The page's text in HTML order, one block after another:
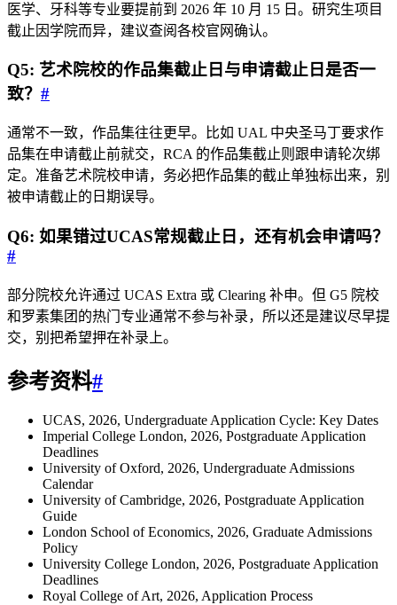
医学、牙科等专业要提前到 2026 年 10 月 15 日。研究生项目
截止因学院而异，建议查阅各校官网确认。
Q5: 艺术院校的作品集截止日与申请截止日是否一
致？ #
通常不一致，作品集往往更早。比如 UAL 中央圣马丁要求作
品集在申请截止前就交，RCA 的作品集截止则跟申请轮次绑
定。准备艺术院校申请，务必把作品集的截止单独标出来，别
被申请截止的日期误导。
Q6: 如果错过UCAS常规截止日，还有机会申请吗？
#
部分院校允许通过 UCAS Extra 或 Clearing 补申。但 G5 院校
和罗素集团的热门专业通常不参与补录，所以还是建议尽早提
交，别把希望押在补录上。
参考资料#
UCAS, 2026, Undergraduate Application Cycle: Key Dates
Imperial College London, 2026, Postgraduate Application
Deadlines
University of Oxford, 2026, Undergraduate Admissions
Calendar
University of Cambridge, 2026, Postgraduate Application
Guide
London School of Economics, 2026, Graduate Admissions
Policy
University College London, 2026, Postgraduate Application
Deadlines
Royal College of Art, 2026, Application Process